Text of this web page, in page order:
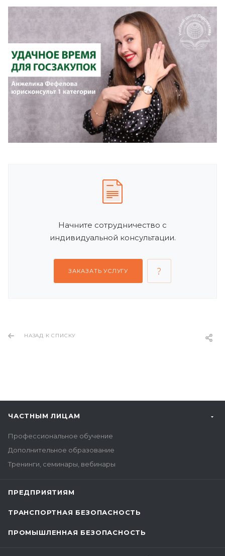
Начните сотрудничество с
индивидуальной консультации.
ЗАКАЗАТЬ УСЛУГУ
НАЗАД К СПИСКУ
ЧАСТНЫМ ЛИЦАМ
Профессиональное обучение
Дополнительное образование
Тренинги, семинары, вебинары
ПРЕДПРИЯТИЯМ
ТРАНСПОРТНАЯ БЕЗОПАСНОСТЬ
ПРОМЫШЛЕННАЯ БЕЗОПАСНОСТЬ